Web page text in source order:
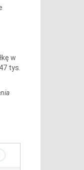
w
tys.